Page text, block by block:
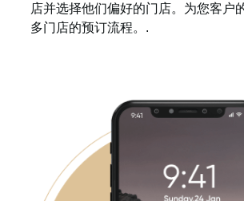
店并选择他们偏好的门店。为您客户
多门店的预订流程。.